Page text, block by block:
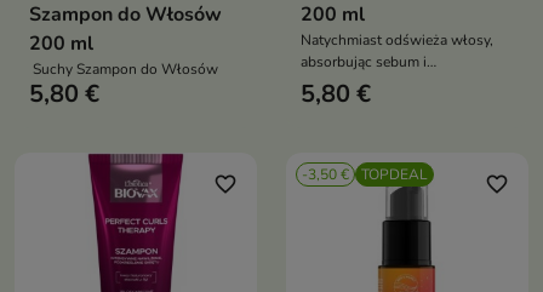
Szampon do Włosów
200 ml
Suchy Szampon do Włosów
5,80 €
200 ml
Natychmiast odświeża włosy,
absorbując sebum i
zanieczyszczenia bez użycia
wody
5,80 €
favorite_border -3,50 € TOPDEAL favorite_border